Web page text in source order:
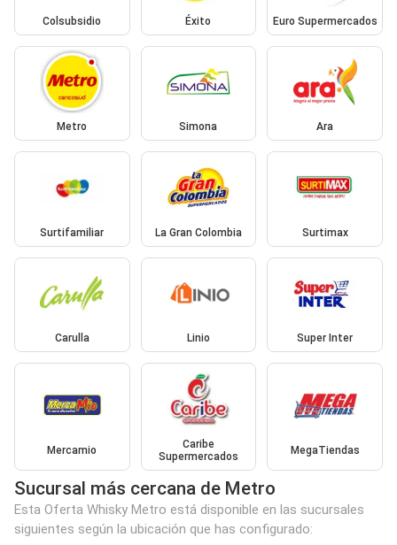
Colsubsidio Éxito Euro Supermercados
Metro Simona Ara
Surtifamiliar La Gran Colombia Surtimax
Carulla Linio Super Inter
Mercamio
Caribe
Supermercados
MegaTiendas
Sucursal más cercana de Metro
Esta Oferta Whisky Metro está disponible en las sucursales
siguientes según la ubicación que has configurado: